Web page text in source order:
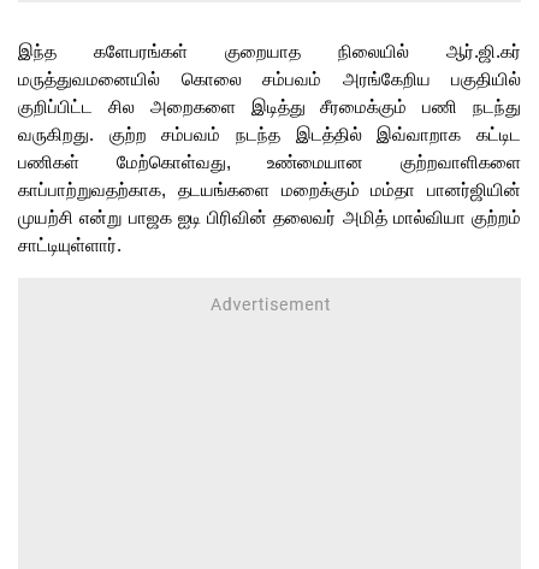
இந்த களேபரங்கள் குறையாத நிலையில் ஆர்.ஜி.கர்
மருத்துவமனையில் கொலை சம்பவம் அரங்கேறிய பகுதியில்
குறிப்பிட்ட சில அறைகளை இடித்து சீரமைக்கும் பணி நடந்து
வருகிறது. குற்ற சம்பவம் நடந்த இடத்தில் இவ்வாறாக கட்டிட
பணிகள் மேற்கொள்வது, உண்மையான குற்றவாளிகளை
காப்பாற்றுவதற்காக, தடயங்களை மறைக்கும் மம்தா பானர்ஜியின்
முயற்சி என்று பாஜக ஐடி பிரிவின் தலைவர் அமித் மால்வியா குற்றம்
சாட்டியுள்ளார்.